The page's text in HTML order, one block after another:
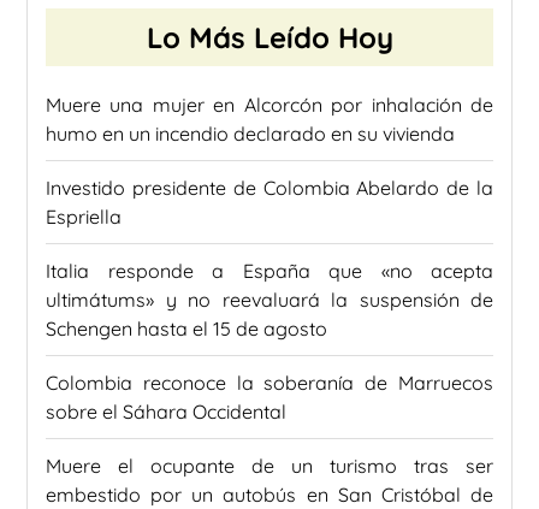
Lo Más Leído Hoy
Muere una mujer en Alcorcón por inhalación de
humo en un incendio declarado en su vivienda
Investido presidente de Colombia Abelardo de la
Espriella
Italia responde a España que «no acepta
ultimátums» y no reevaluará la suspensión de
Schengen hasta el 15 de agosto
Colombia reconoce la soberanía de Marruecos
sobre el Sáhara Occidental
Muere el ocupante de un turismo tras ser
embestido por un autobús en San Cristóbal de